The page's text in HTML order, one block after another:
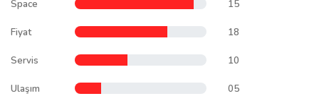
Space 15
Fiyat 18
Servis 10
Ulaşım 05